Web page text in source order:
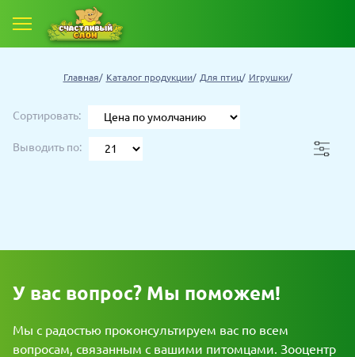
Главная Каталог продукции Для птиц Игрушки
Сортировать:
Выводить по:
У вас вопрос? Мы поможем!
Мы с радостью проконсультируем вас по всем
вопросам, связанным с вашими питомцами. Зооцентр